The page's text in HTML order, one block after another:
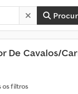
De Cavalos/
os filtros